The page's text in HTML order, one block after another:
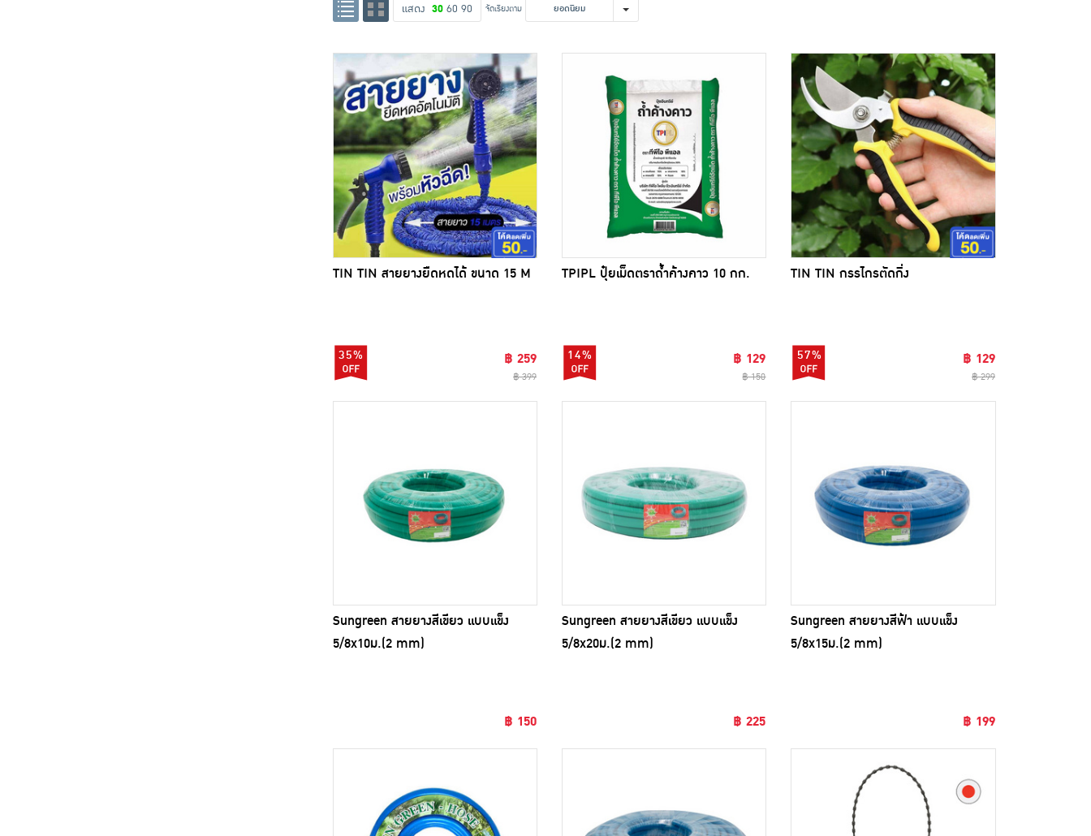
แสดง 30 60 90 จัดเรียงตาม ยอดนิยม
TIN TIN สายยางยืดหดได้ ขนาด 15 M
35% ฿ 259
฿ 399
TPIPL ปุ๋ยเม็ดตราถ้ำค้างคาว 10 กก.
14% ฿ 129
฿ 150
TIN TIN กรรไกรตัดกิ่ง
57% ฿ 129
฿ 299
Sungreen สายยางสีเขียว แบบแข็ง
5/8x10ม.(2 mm)
฿ 150
Sungreen สายยางสีเขียว แบบแข็ง
5/8x20ม.(2 mm)
฿ 225
Sungreen สายยางสีฟ้า แบบแข็ง
5/8x15ม.(2 mm)
฿ 199